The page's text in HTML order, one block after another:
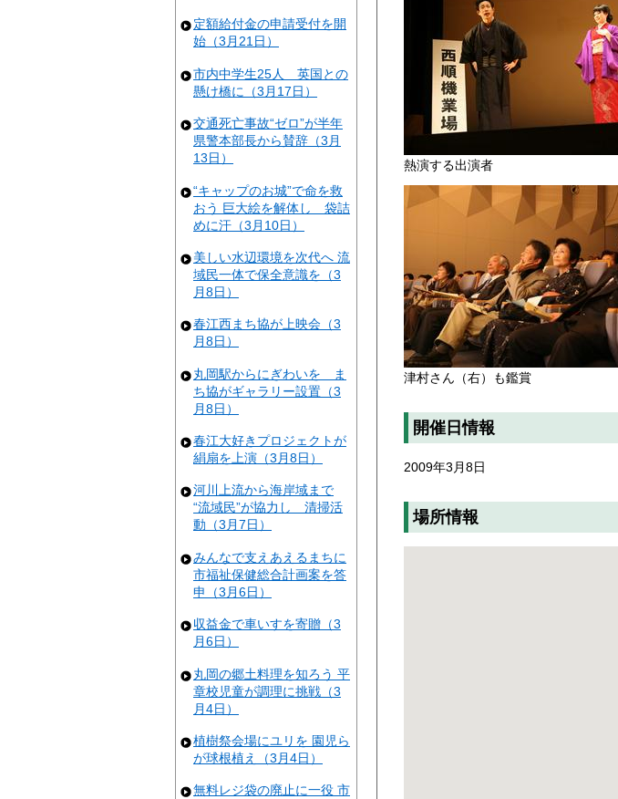
定額給付金の申請受付を開
始（3月21日）
市内中学生25人 英国との
懸け橋に（3月17日）
交通死亡事故“ゼロ”が半年
県警本部長から賛辞（3月
13日）
“キャップのお城”で命を救
おう 巨大絵を解体し 袋詰
めに汗（3月10日）
美しい水辺環境を次代へ 流
域民一体で保全意識を（3
月8日）
春江西まち協が上映会（3
月8日）
丸岡駅からにぎわいを ま
ち協がギャラリー設置（3
月8日）
春江大好きプロジェクトが
絹扇を上演（3月8日）
河川上流から海岸域まで
“流域民”が協力し 清掃活
動（3月7日）
みんなで支えあえるまちに
市福祉保健総合計画案を答
申（3月6日）
収益金で車いすを寄贈（3
月6日）
丸岡の郷土料理を知ろう 平
章校児童が調理に挑戦（3
月4日）
植樹祭会場にユリを 園児ら
が球根植え（3月4日）
無料レジ袋の廃止に一役 市
熱演する出演者
津村さん（右）も鑑賞
開催日情報
2009年3月8日
場所情報